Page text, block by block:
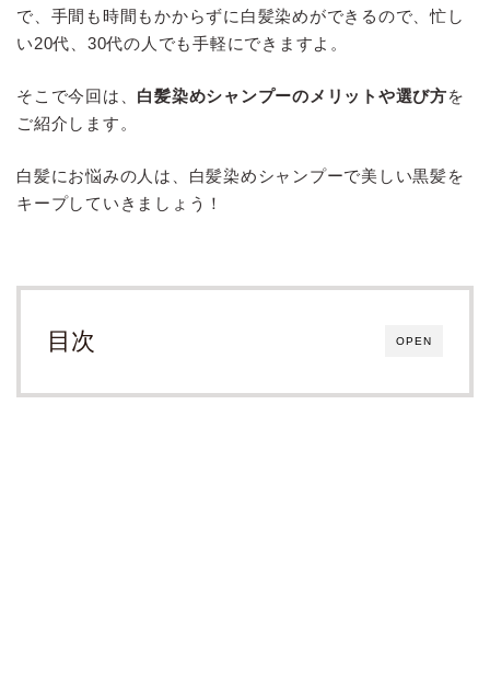
で、手間も時間もかからずに白髪染めができるので、忙し
い20代、30代の人でも手軽にできますよ。
そこで今回は、 白髪染めシャンプーのメリットや選び方を
ご紹介します。
白髪にお悩みの人は、白髪染めシャンプーで美しい黒髪を
キープしていきましょう！
OPEN
目次